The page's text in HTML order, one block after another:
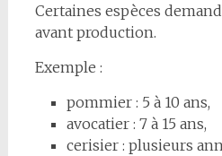
Certaines espèces
avant production.
Exemple :
pommier : 5 à 10 ans,
avocatier : 7 à 15 ans,
cerisier : plusieurs